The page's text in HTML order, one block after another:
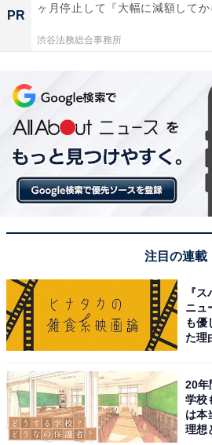
PR
ヶ月停止して『大幅に減額してか
渋谷法務総合事務所
注目の連載
『
ニュ
も優
た理
20年
学校
は本
理想